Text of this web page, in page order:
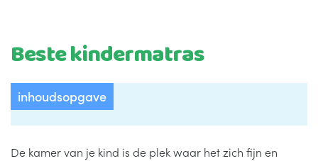
Beste kindermatras
inhoudsopgave
De kamer van je kind is de plek waar het zich fijn en